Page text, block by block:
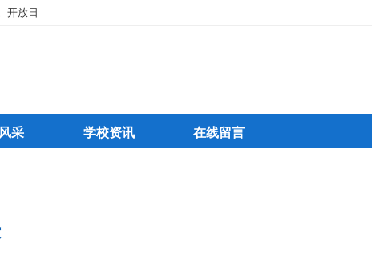
开放日
采 学校资讯 在线留言